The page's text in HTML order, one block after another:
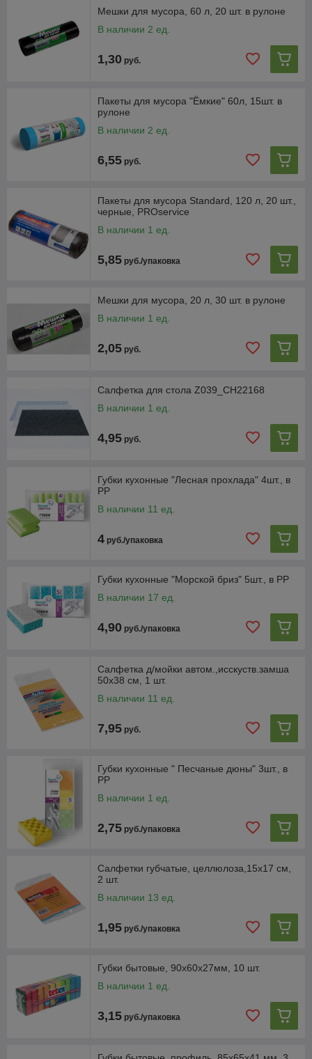
Мешки для мусора, 60 л, 20 шт. в рулоне
В наличии 2 ед.
1,30 руб.
Пакеты для мусора "Ёмкие" 60л, 15шт. в
рулоне
В наличии 2 ед.
6,55 руб.
Пакеты для мусора Standard, 120 л, 20 шт.,
черные, PROservice
В наличии 1 ед.
5,85 руб./упаковка
Мешки для мусора, 20 л, 30 шт. в рулоне
В наличии 1 ед.
2,05 руб.
Салфетка для стола Z039_CH22168
В наличии 1 ед.
4,95 руб.
Губки кухонные "Лесная прохлада" 4шт., в
РР
В наличии 11 ед.
4 руб./упаковка
Губки кухонные "Морской бриз" 5шт., в РР
В наличии 17 ед.
4,90 руб./упаковка
Салфетка д/мойки автом.,исскуств.замша
50х38 см, 1 шт.
В наличии 11 ед.
7,95 руб.
Губки кухонные " Песчаные дюны" 3шт., в
РР
В наличии 1 ед.
2,75 руб./упаковка
Салфетки губчатые, целлюлоза,15х17 см,
2 шт.
В наличии 13 ед.
1,95 руб./упаковка
Губки бытовые, 90х60х27мм, 10 шт.
В наличии 1 ед.
3,15 руб./упаковка